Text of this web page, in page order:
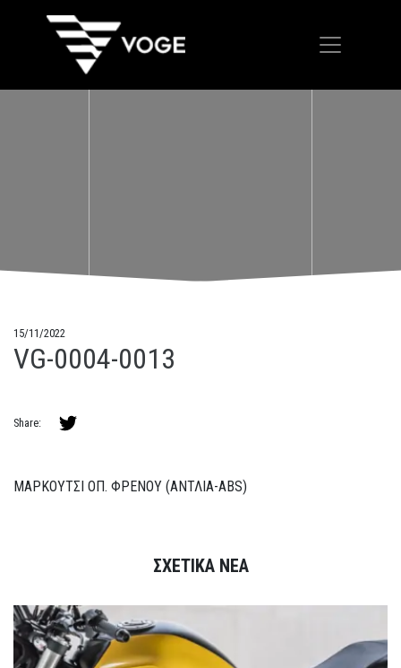
15/11/2022
VG-0004-0013
Share:
ΜΑΡΚΟΥΤΣΙ ΟΠ. ΦΡΕΝΟΥ (ΑΝΤΛΙΑ-ABS)
ΣΧΕΤΙΚΑ ΝΕΑ